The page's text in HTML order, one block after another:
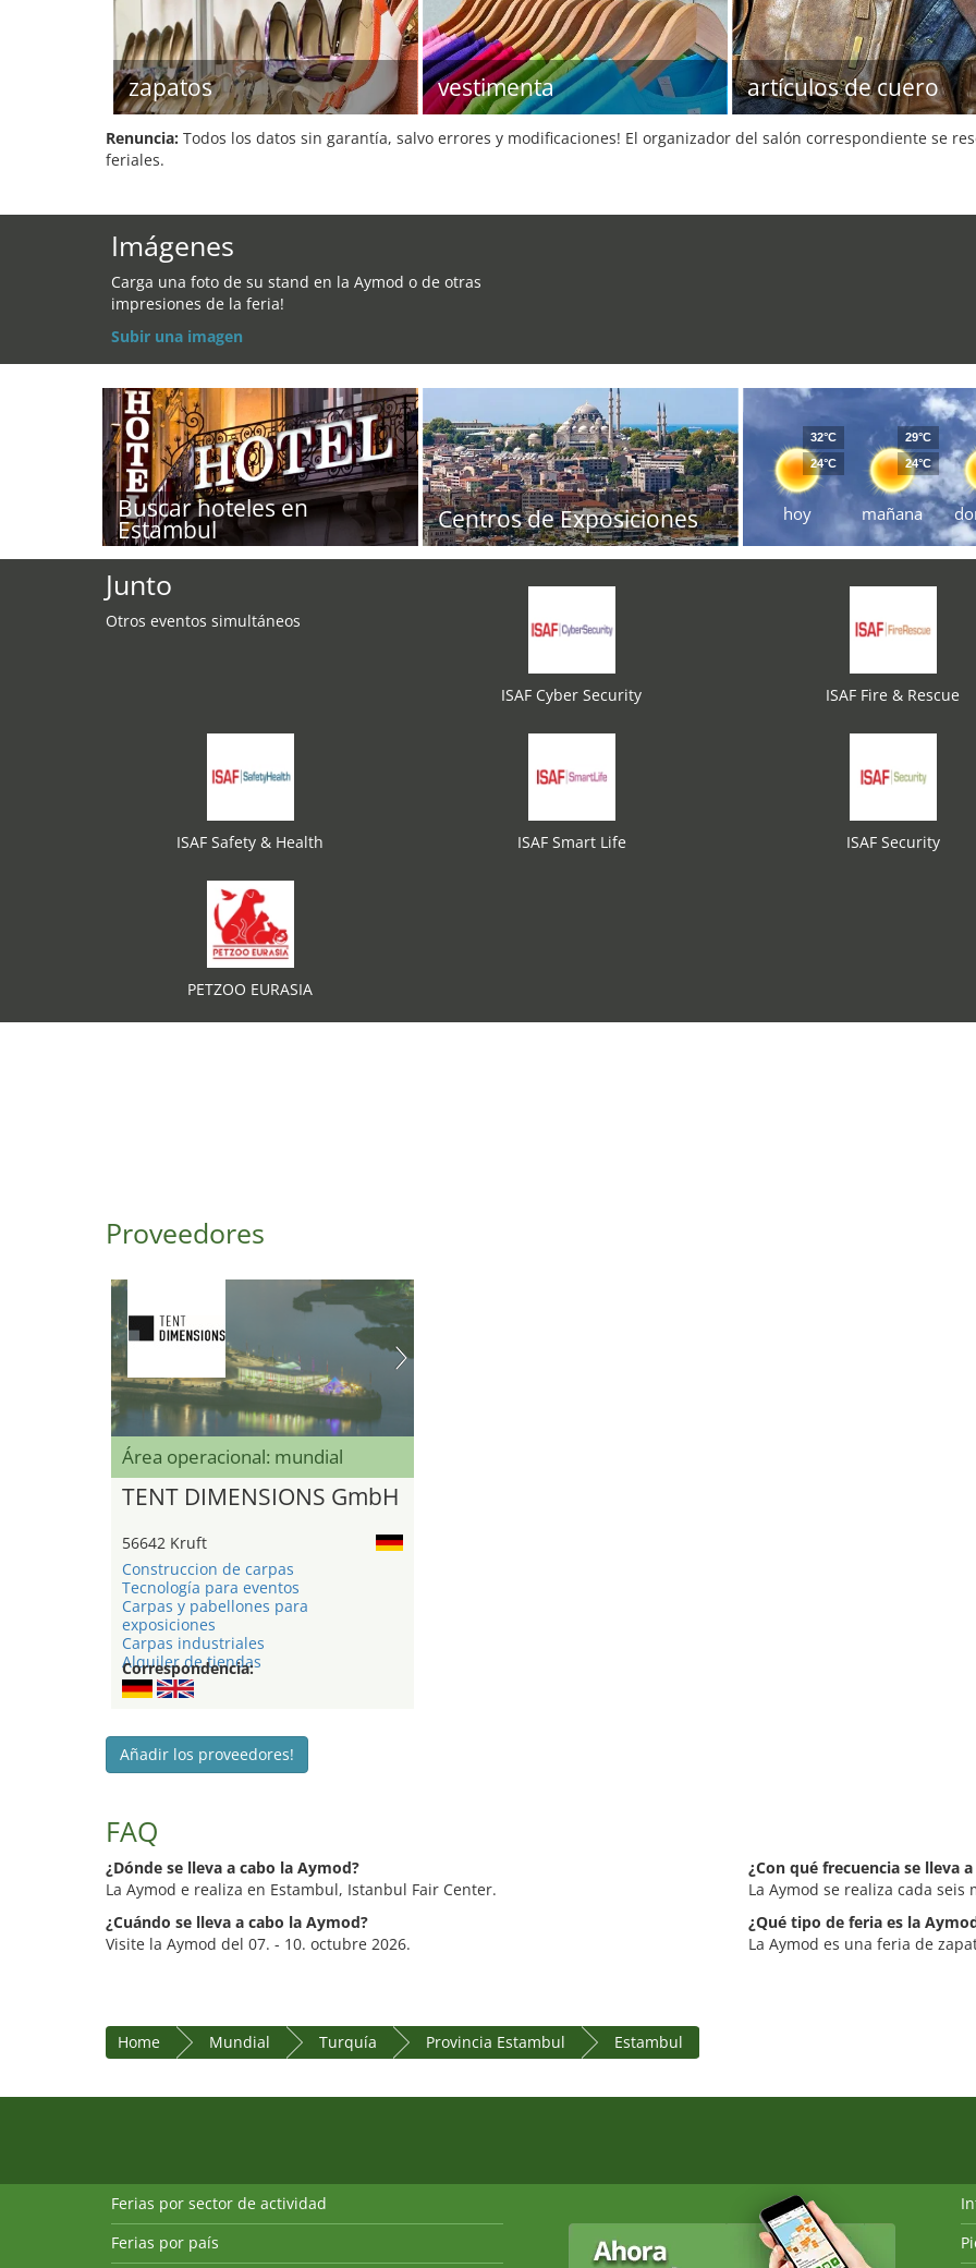
zapatos vestimenta artículos de cuero
Renuncia: Todos los datos sin garantía, salvo errores y modificaciones! El organizador del salón correspondiente se
feriales.
Imágenes
Carga una foto de su stand en la Aymod o de otras
impresiones de la feria!
Subir una imagen
Buscar hoteles en
Estambul Centros de Exposiciones hoy
32°C
24°C
mañana
29°C
24°C
Junto
Otros eventos simultáneos
ISAF Cyber Security ISAF Fire & Rescue
ISAF Safety & Health ISAF Smart Life ISAF Security
PETZOO EURASIA
Proveedores
Área operacional: mundial
TENT DIMENSIONS GmbH
56642 Kruft
Construccion de carpas
Tecnología para eventos
Carpas y pabellones para
exposiciones
Carpas industriales
Alquiler de tiendas
Correspondencia:
Añadir los proveedores!
FAQ
¿Dónde se lleva a cabo la Aymod?
La Aymod e realiza en Estambul, Istanbul Fair Center.
¿Cuándo se lleva a cabo la Aymod?
Visite la Aymod del 07. - 10. octubre 2026.
¿Con qué frecuencia se lleva
La Aymod se realiza cada seis
¿Qué tipo de feria es la
La Aymod es una feria de
Home Mundial Turquía Provincia Estambul Estambul
Ferias por sector de actividad
Ferias por país